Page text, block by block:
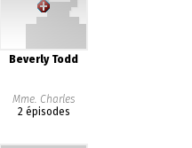
Beverly Todd
Mme. Charles
2 épisodes